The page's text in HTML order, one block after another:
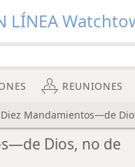
LÍNEA
REUNIONES
Diez Mandamientos—de
Dios, no de